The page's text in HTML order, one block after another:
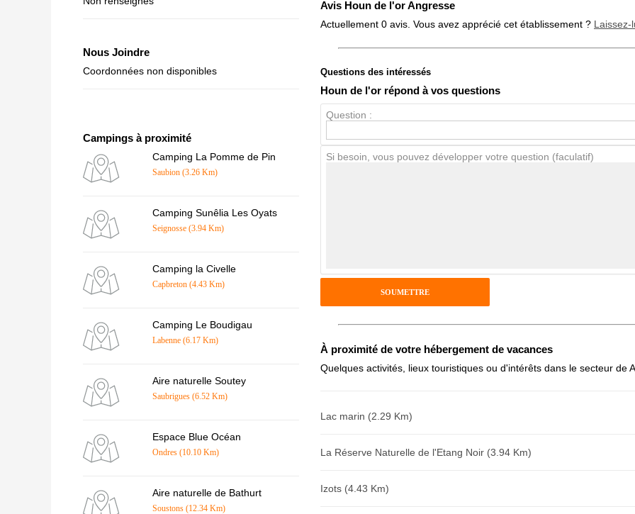
Nous Joindre
Coordonnées non disponibles
Campings à proximité
Camping La Pomme de Pin
Saubion (3.26 Km)
Camping Sunêlia Les Oyats
Seignosse (3.94 Km)
Camping la Civelle
Capbreton (4.43 Km)
Camping Le Boudigau
Labenne (6.17 Km)
Aire naturelle Soutey
Saubrigues (6.52 Km)
Espace Blue Océan
Ondres (10.10 Km)
Aire naturelle de Bathurt
Soustons (12.34 Km)
Avis Houn de l'or Angresse
Actuellement 0 avis. Vous avez apprécié cet établissement ? Laissez-
Note globale
Avis Clients
Antispam - Combien font 7x4 (en chiffres) :
Avis sur l'établissement :
Questions des intéressés
Houn de l'or répond à vos questions
Question :
Si besoin, vous pouvez développer votre question (faculatif)
À proximité de votre hébergement de vacances
Quelques activités, lieux touristiques ou d'intérêts dans le secteur de
Lac marin (2.29 Km)
La Réserve Naturelle de l'Etang Noir (3.94 Km)
Izots (4.43 Km)